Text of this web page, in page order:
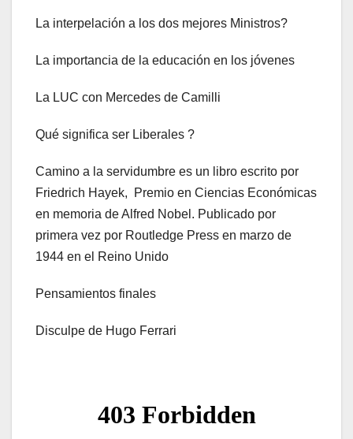
La interpelación a los dos mejores Ministros?
La importancia de la educación en los jóvenes
La LUC con Mercedes de Camilli
Qué significa ser Liberales ?
Camino a la servidumbre es un libro escrito por
Friedrich Hayek, ​ Premio en Ciencias Económicas
en memoria de Alfred Nobel. Publicado por
primera vez por Routledge Press en marzo de
1944 en el Reino Unido
Pensamientos finales
Disculpe de Hugo Ferrari